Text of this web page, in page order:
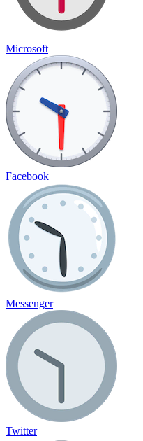
Microsoft
Facebook
Messenger
Twitter